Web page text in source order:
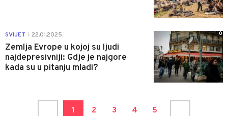
SVIJET 22.01.2025.
Zemlja Evrope u kojoj su ljudi
najdepresivniji: Gdje je najgore
kada su u pitanju mladi?
0
1 2 3 4 5